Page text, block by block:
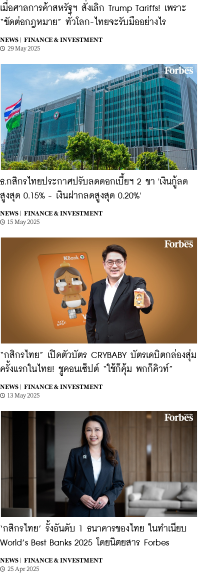
เมื่อศาลการค้าสหรัฐฯ สั่งเลิก Trump Tariffs! เพราะ
“ขัดต่อกฎหมาย” ทั่วโลก-ไทยจะรับมืออย่างไร
NEWS |
FINANCE & INVESTMENT
29 May 2025
ธ.กสิกรไทยประกาศปรับลดดอกเบี้ยฯ 2 ขา 'เงินกู้ลด
สูงสุด 0.15% - เงินฝากลดสูงสุด 0.20%'
NEWS |
FINANCE & INVESTMENT
15 May 2025
“กสิกรไทย” เปิดตัวบัตร CRYBABY บัตรเดบิตกล่องสุ่ม
ครั้งแรกในไทย! ชูคอนเซ็ปต์ “ใช้ก็คุ้ม พกก็คิวท์”
NEWS |
FINANCE & INVESTMENT
13 May 2025
‘กสิกรไทย’ รั้งอันดับ 1 ธนาคารของไทย ในทำเนียบ
World’s Best Banks 2025 โดยนิตยสาร Forbes
NEWS |
FINANCE & INVESTMENT
25 Apr 2025